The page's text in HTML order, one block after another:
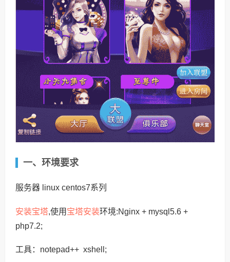
一、环境要求
服务器 linux centos7系列
安装宝塔,使用 宝塔安装环境:Nginx + mysql5.6 +
php7.2;
工具：notepad++ xshell;